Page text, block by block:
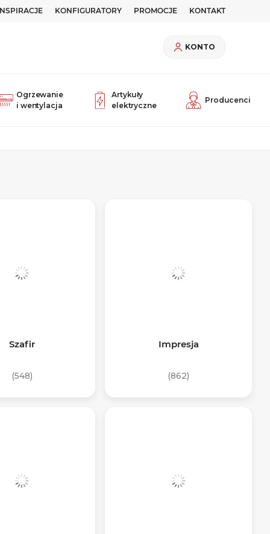
KONFIGURATORY PROMOCJE KONTAKT
KONTO
Ogrzewanie
i wentylacja
Artykuły
elektryczne
Producenci
Szafir
(548)
Impresja
(862)